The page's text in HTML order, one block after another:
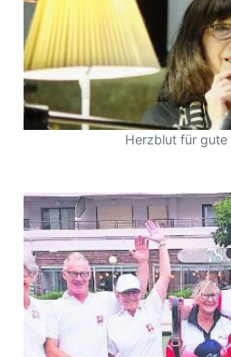
Herzblut für gute